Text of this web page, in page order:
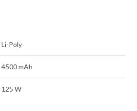
Li-Poly
4500 mAh
125 W